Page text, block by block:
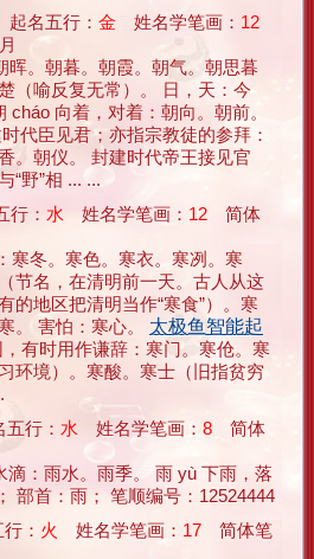
名五行： 金 姓名学笔画： 12
晖。朝暮。朝霞。朝气。朝思暮
（喻反复无常）。 日，天：今
向着，对着：朝向。朝前。
代臣见君；亦指宗教徒的参拜：
。朝仪。 封建时代帝王接见官
“野”相 ... ...
： 水 姓名学笔画： 12 简体
寒冬。寒色。寒衣。寒冽。寒
节名，在清明前一天。古人从这
的地区把清明当作“寒食”）。寒
。 害怕：寒心。 太极鱼智能起
有时用作谦辞：寒门。寒伧。寒
环境）。寒酸。寒士（旧指贫穷
行： 水 姓名学笔画： 8 简体
滴：雨水。雨季。 雨 yù 下雨，落
部首：雨； 笔顺编号：12524444
： 火 姓名学笔画： 17 简体笔